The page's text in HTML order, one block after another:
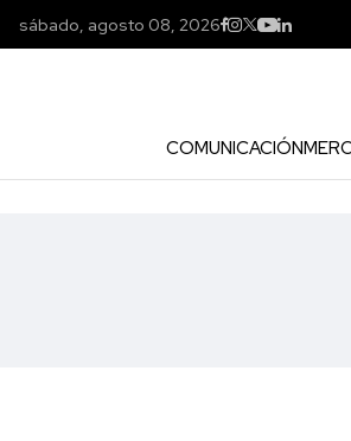
sábado, agosto 08, 2026
COMUNICACIÓN